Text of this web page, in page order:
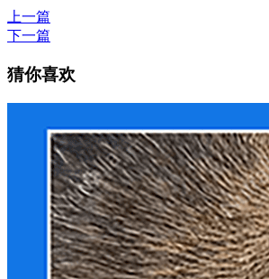
上一篇
下一篇
猜你喜欢